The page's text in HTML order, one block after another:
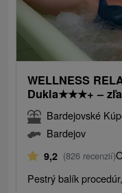
WELLNESS
Dukla★★★+ –
Bardejovské
Bardejov
9,2 (826 recenzií)
Pestrý balík